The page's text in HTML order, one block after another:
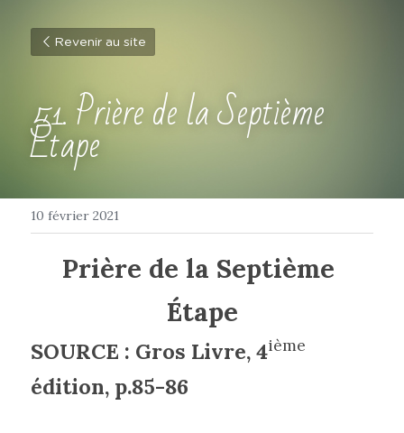
Revenir au site
51. Prière de la Septième
Étape
10 février 2021
Prière de la Septième
Étape
SOURCE : Gros Livre, 4ième
édition, p.85-86